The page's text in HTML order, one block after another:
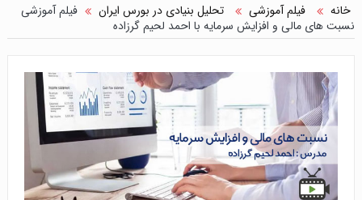
خانه فیلم آموزشی تحلیل بنیادی در بورس ایران
فیلم آموزشی
نسبت های مالی و افزایش سرمایه با احمد لحیم گرزاده